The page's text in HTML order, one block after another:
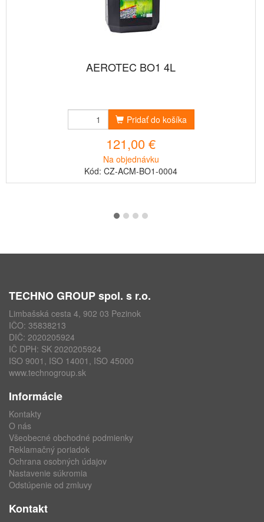
AEROTEC BO1 4L
Pridať do košíka
121,00 €
Na objednávku
Kód: CZ-ACM-BO1-0004
TECHNO GROUP spol. s r.o.
Limbašská cesta 4, 902 03 Pezinok
IČO: 35838213
DIČ: 2020205924
IČ DPH: SK 2020205924
ISO 9001, ISO 14001, ISO 45000
www.technogroup.sk
Informácie
Kontakty
O nás
Všeobecné obchodné podmienky
Reklamačný poriadok
Ochrana osobných údajov
Nastavenie súkromia
Odstúpenie od zmluvy
Kontakt